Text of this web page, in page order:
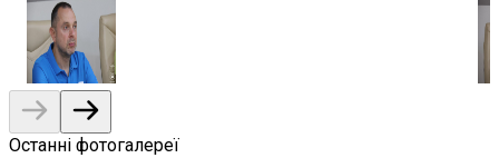
Останні фотогалереї